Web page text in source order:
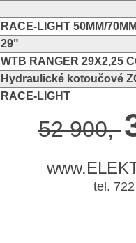
RACE-LIGHT 50MM/
29"
WTB RANGER 29X2,25
Hydraulické kotoučové
RACE-LIGHT
52 900,-
tel.